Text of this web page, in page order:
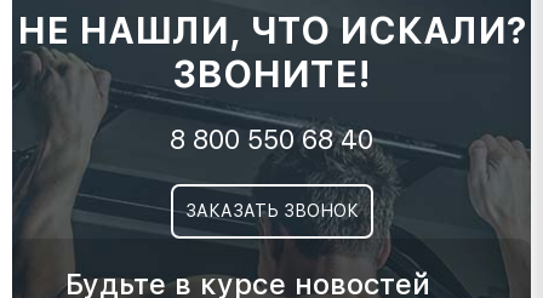
НЕ НАШЛИ, ЧТО ИСКАЛИ?
ЗВОНИТЕ!
8 800 550 68 40
ЗАКАЗАТЬ ЗВОНОК
Будьте в курсе новостей